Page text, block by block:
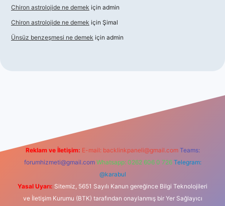
Chiron astrolojide ne demek için admin
Chiron astrolojide ne demek için Şimal
Ünsüz benzeşmesi ne demek için admin
Reklam ve İletişim: E-mail: backlinkpaneli@gmail.com Teams:
forumhizmeti@gmail.com Whatsapp: 0262 606 0 726 Telegram:
@karabul
Yasal Uyarı: Sitemiz, 5651 Sayılı Kanun gereğince Bilgi Teknolojileri
ve İletişim Kurumu (BTK) tarafından onaylanmış bir Yer Sağlayıcı